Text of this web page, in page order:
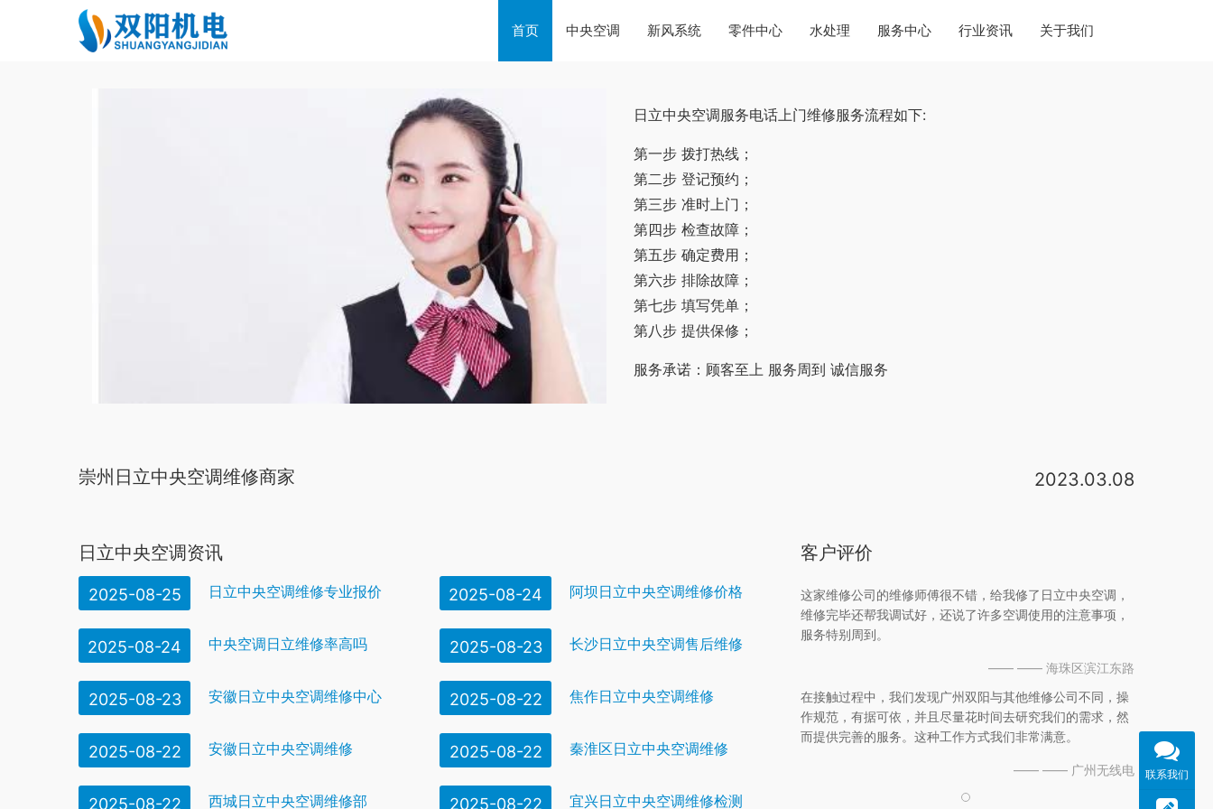
首页 中央空调 新风系统 零件中心 水处理 服务中心 行业资讯 关于我们
日立中央空调服务电话上门维修服务流程如下:
第一步 拨打热线；
第二步 登记预约；
第三步 准时上门；
第四步 检查故障；
第五步 确定费用；
第六步 排除故障；
第七步 填写凭单；
第八步 提供保修；
服务承诺：顾客至上 服务周到 诚信服务
崇州日立中央空调维修商家 2023.03.08
日立中央空调资讯
2025-08-25 日立中央空调维修专业报价 2025-08-24 阿坝日立中央空调维修价格
2025-08-24 中央空调日立维修率高吗 2025-08-23 长沙日立中央空调售后维修
2025-08-23 安徽日立中央空调维修中心 2025-08-22 焦作日立中央空调维修
2025-08-22 安徽日立中央空调维修 2025-08-22 秦淮区日立中央空调维修
2025-08-22 西城日立中央空调维修部 2025-08-22 宜兴日立中央空调维修检测
客户评价
这家维修公司的维修师傅很不错，给我修了日立中央空调，
维修完毕还帮我调试好，还说了许多空调使用的注意事项，
服务特别周到。
—— —— 海珠区滨江东路
在接触过程中，我们发现广州双阳与其他维修公司不同，操
作规范，有据可依，并且尽量花时间去研究我们的需求，然
而提供完善的服务。这种工作方式我们非常满意。
—— —— 广州无线电 联系我们